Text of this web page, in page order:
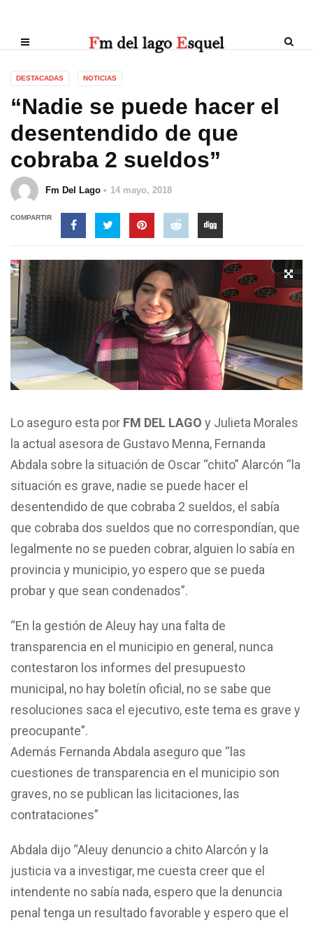
DESTACADAS NOTICIAS
“Nadie se puede hacer el
desentendido de que
cobraba 2 sueldos”
Fm Del Lago 14 mayo, 2018
COMPARTIR
Lo aseguro esta por FM DEL LAGO y Julieta Morales
la actual asesora de Gustavo Menna, Fernanda
Abdala sobre la situación de Oscar “chito” Alarcón “la
situación es grave, nadie se puede hacer el
desentendido de que cobraba 2 sueldos, el sabía
que cobraba dos sueldos que no correspondían, que
legalmente no se pueden cobrar, alguien lo sabía en
provincia y municipio, yo espero que se pueda
probar y que sean condenados”.
“En la gestión de Aleuy hay una falta de
transparencia en el municipio en general, nunca
contestaron los informes del presupuesto
municipal, no hay boletín oficial, no se sabe que
resoluciones saca el ejecutivo, este tema es grave y
preocupante”.
Además Fernanda Abdala aseguro que “las
cuestiones de transparencia en el municipio son
graves, no se publican las licitaciones, las
contrataciones”
Abdala dijo “Aleuy denuncio a chito Alarcón y la
justicia va a investigar, me cuesta creer que el
intendente no sabía nada, espero que la denuncia
penal tenga un resultado favorable y espero que el